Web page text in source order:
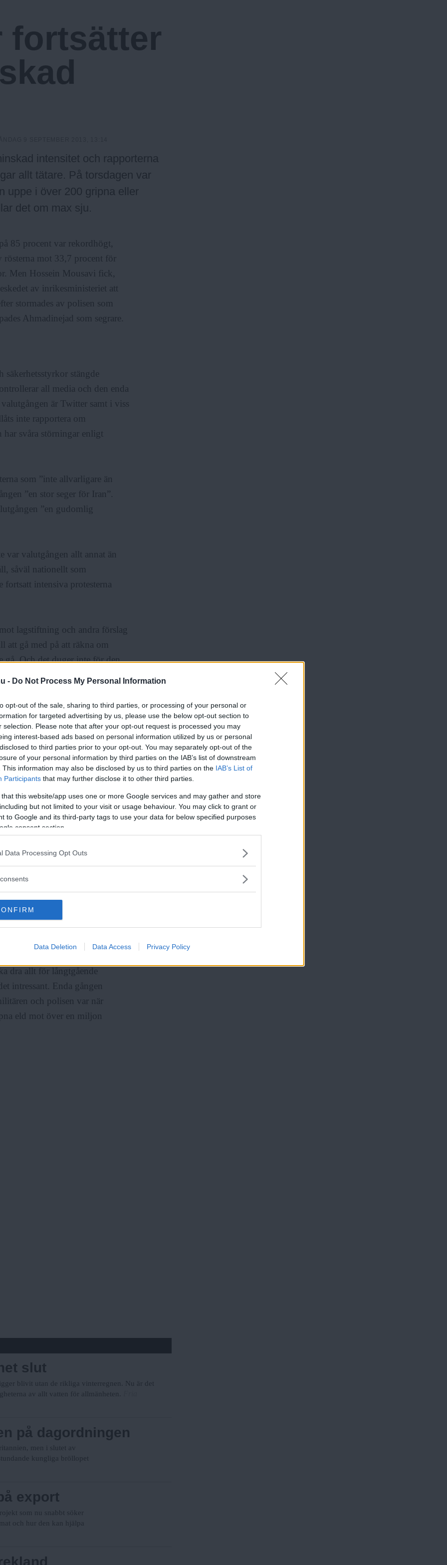
- Do Not Process My Personal Information
opt-out of the sale, sharing to third parties, or processing of your personal or
for targeted advertising by us, please use the below opt-out section to
selection. Please note that after your opt-out request is processed you may
interest-based ads based on personal information utilized by us or personal
to third parties prior to your opt-out. You may separately opt-out of the
of your personal information by third parties on the IAB’s list of downstream
This information may also be disclosed by us to third parties on the IAB’s List of
Participants that may further disclose it to other third parties.
that this website/app uses one or more Google services and may gather and store
but not limited to your visit or usage behaviour. You may click to grant or
to Google and its third-party tags to use your data for below specified purposes
consent section.
Data Processing Opt Outs
Data Deletion Data Access Privacy Policy
Läs Frias efterträdare!
Syreär Sveriges enda gröna dagstidning som
finns både digitalt och i tryck.
fortsätter
intensitet och rapporterna
allt tätare. På torsdagen var
uppe i över 200 gripna eller
det om max sju.
85 procent var rekordhögt,
mot 33,7 procent för
Men Hossein Mousavi fick,
av inrikesministeriet att
stormades av polisen som
Ahmadinejad som segrare.
säkerhetsstyrkor stängde
all media och den enda
är Twitter samt i viss
inte rapportera om
svåra störningar enligt
som ”inte allvarligare än
”en stor seger för Iran”.
”en gudomlig
var valutgången allt annat än
såväl nationellt som
intensiva protesterna
lagstiftning och andra förslag
att gå med på att räkna om
gå. Och det duger inte för den
har kommit att kallas
och effekterna
döda aktivister, i många fall
måste utredas och de
biträdande chef för
ska gripas för att de
öppet bemöta de farhågor
fortsätter Sahraoui.
verklighet runt våldet. Robert
vittnar om
i norra Teheran där
som i sin tur får sina order
demonstrationen efter bästa
dra allt för långtgående
intressant. Enda gången
och polisen var när
eld mot över en miljon
slut
blivit utan de rikliga vinterregnen. Nu är det
av allt vatten för allmänheten.
på dagordningen
men i slutet av
kungliga bröllopet
export
som nu snabbt söker
och hur den kan hjälpa